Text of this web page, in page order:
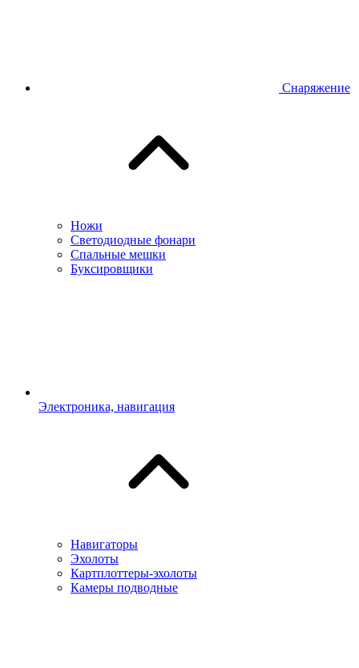
Снаряжение
Ножи
Светодиодные фонари
Спальные мешки
Буксировщики
Электроника, навигация
Навигаторы
Эхолоты
Картплоттеры-эхолоты
Камеры подводные